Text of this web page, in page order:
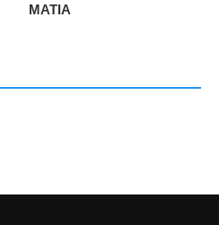
ΜΑΤΙΑ